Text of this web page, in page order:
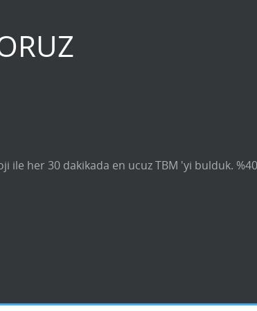
ile her 30 dakikada en ucuz TBM 'yi bulduk.